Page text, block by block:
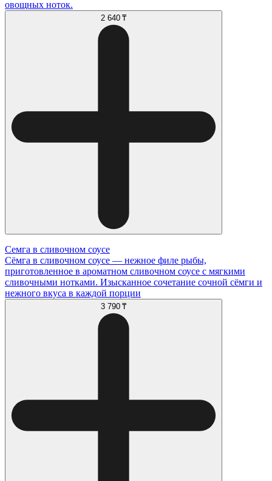
овощных ноток.
2 640 ₸
Семга в сливочном соусе
Сёмга в сливочном соусе — нежное филе рыбы,
приготовленное в ароматном сливочном соусе с мягкими
сливочными нотками. Изысканное сочетание сочной сёмги и
нежного вкуса в каждой порции
3 790 ₸